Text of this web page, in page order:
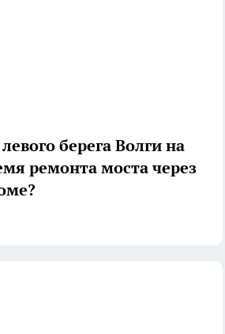
берега Волги на
ремонта моста через